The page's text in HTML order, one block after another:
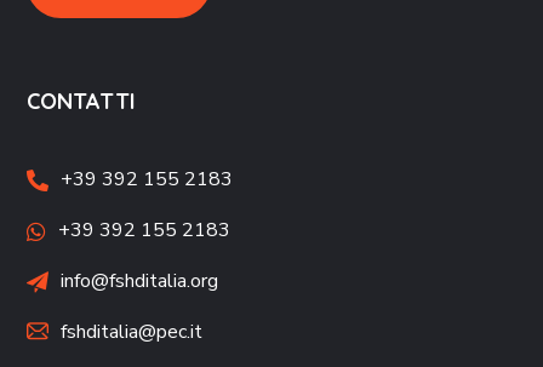
CONTATTI
+39 392 155 2183
+39 392 155 2183
info@fshditalia.org
fshditalia@pec.it